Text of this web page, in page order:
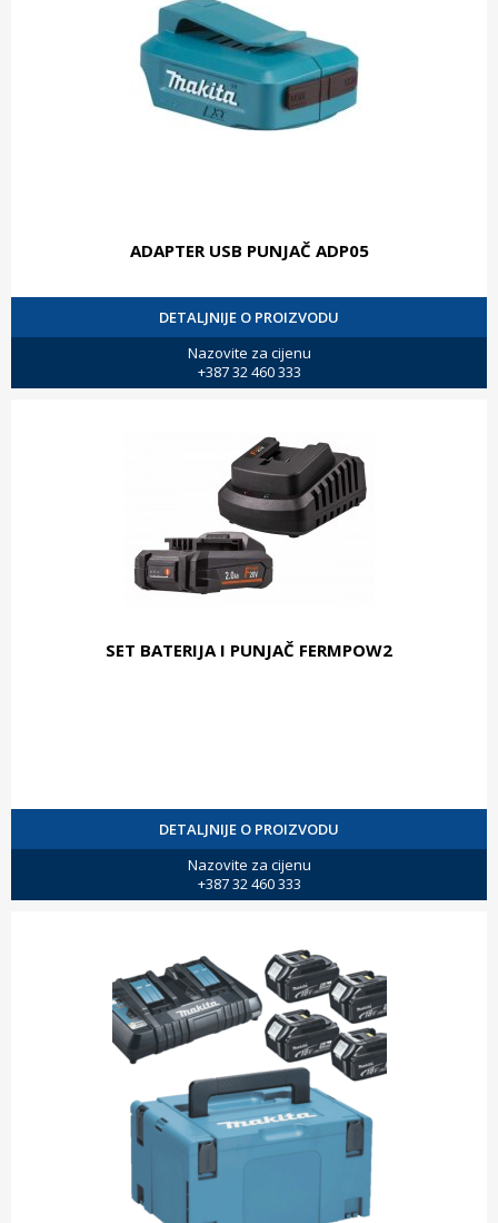
ADAPTER USB PUNJAČ ADP05
DETALJNIJE O PROIZVODU
Nazovite za cijenu
+387 32 460 333
SET BATERIJA I PUNJAČ FERMPOW2
DETALJNIJE O PROIZVODU
Nazovite za cijenu
+387 32 460 333